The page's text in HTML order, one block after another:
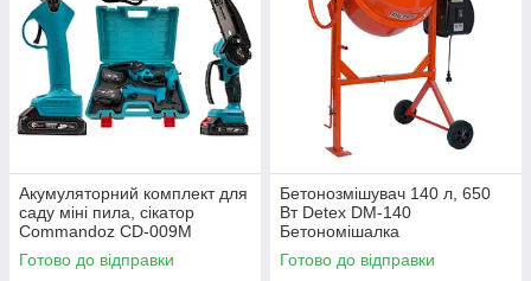
Акумуляторний комплект для
саду міні пила, сікатор
Commandoz CD-009M
Готово до відправки
Бетонозмішувач 140 л, 650
Вт Detex DM-140
Бетономішалка
Готово до відправки